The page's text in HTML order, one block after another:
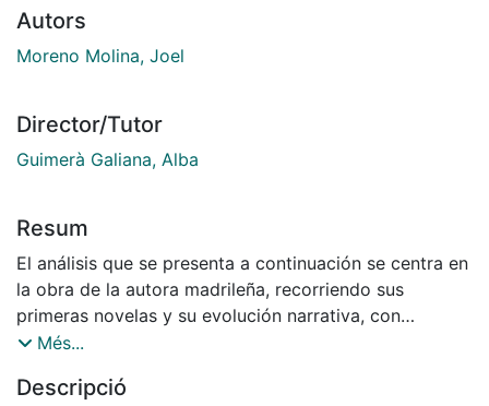
Autors
Moreno Molina, Joel
Director/Tutor
Guimerà Galiana, Alba
Resum
El análisis que se presenta a continuación se centra en
la obra de la autora madrileña, recorriendo sus
primeras novelas y su evolución narrativa, con
especial atención a la herencia que recoge del gran
Desde una perspectiva tematológica, se abordarán
Més...
Descripció